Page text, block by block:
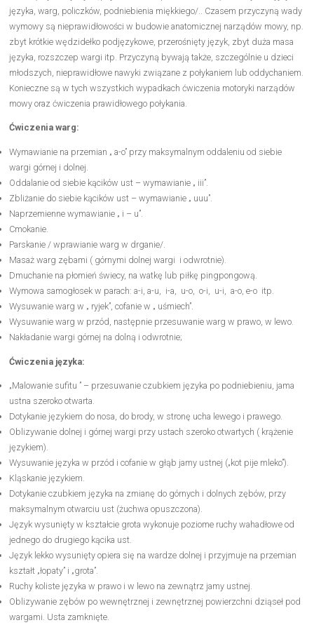
języka, warg, policzków, podniebienia miękkiego/.. Czasem przyczyną wady
wymowy są nieprawidłowości w budowie anatomicznej narządów mowy, np.
zbyt krótkie wędzidełko podjęzykowe, przerośnięty język, zbyt duża masa
języka, rozszczep wargi itp. Przyczyną bywają także, szczególnie u dzieci
młodszych, nieprawidłowe nawyki związane z połykaniem lub oddychaniem.
Konieczne są w tych wszystkich wypadkach ćwiczenia motoryki narządów
mowy oraz ćwiczenia prawidłowego połykania.
Ćwiczenia warg:
Wymawianie na przemian „ a-o” przy maksymalnym oddaleniu od siebie
wargi górnej i dolnej.
Oddalanie od siebie kącików ust – wymawianie „ iii”.
Zbliżanie do siebie kącików ust – wymawianie „ uuu”.
Naprzemienne wymawianie „ i – u”.
Cmokanie.
Parskanie / wprawianie warg w drganie/.
Masaż warg zębami ( górnymi dolnej wargi i odwrotnie).
Dmuchanie na płomień świecy, na watkę lub piłkę pingpongową.
Wymowa samogłosek w parach: a-i, a-u, i-a, u-o, o-i, u-i, a-o, e-o itp.
Wysuwanie warg w „ ryjek”, cofanie w „ uśmiech”.
Wysuwanie warg w przód, następnie przesuwanie warg w prawo, w lewo.
Nakładanie wargi górnej na dolną i odwrotnie;
Ćwiczenia języka:
„Malowanie sufitu ” – przesuwanie czubkiem języka po podniebieniu, jama
ustna szeroko otwarta.
Dotykanie językiem do nosa, do brody, w stronę ucha lewego i prawego.
Oblizywanie dolnej i górnej wargi przy ustach szeroko otwartych ( krążenie
językiem).
Wysuwanie języka w przód i cofanie w głąb jamy ustnej („kot pije mleko”).
Kląskanie językiem.
Dotykanie czubkiem języka na zmianę do górnych i dolnych zębów, przy
maksymalnym otwarciu ust (żuchwa opuszczona).
Język wysunięty w kształcie grota wykonuje poziome ruchy wahadłowe od
jednego do drugiego kącika ust.
Język lekko wysunięty opiera się na wardze dolnej i przyjmuje na przemian
kształt „łopaty” i „grota”.
Ruchy koliste języka w prawo i w lewo na zewnątrz jamy ustnej.
Oblizywanie zębów po wewnętrznej i zewnętrznej powierzchni dziąseł pod
wargami. Usta zamknięte.